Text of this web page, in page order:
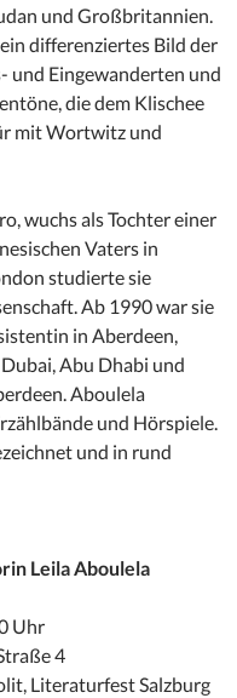
und Großbritannien.
differenziertes Bild der
und Eingewanderten und
die dem Klischee
mit Wortwitz und
wuchs als Tochter einer
Vaters in
studierte sie
Ab 1990 war sie
in Aberdeen,
Abu Dhabi und
Aboulela
und Hörspiele.
und in rund
Leila Aboulela
Uhr
4
Literaturfest Salzburg